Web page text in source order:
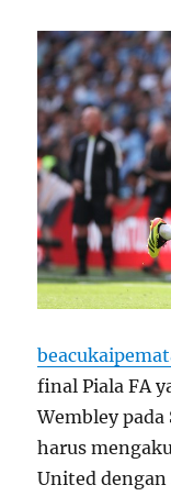
final Piala FA
Wembley
harus
United